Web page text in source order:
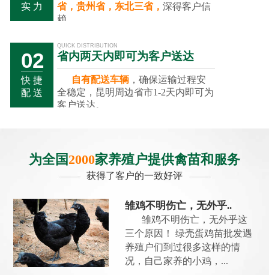
实 力
省，贵州省，东北三省，深得客户信
赖。
02
快 捷
配 送
QUICK DISTRIBUTION
省内两天内即可为客户送达
自有配送车辆 ，确保运输过程安
全稳定，昆明周边省市1-2天内即可为
客户送达。
为全国2000家养殖户提供禽苗和服务
获得了客户的一致好评
雏鸡不明伤亡，无外乎..
雏鸡不明伤亡，无外乎这
三个原因！ 绿壳蛋鸡苗批发遇
养殖户们到过很多这样的情
况，自己家养的小鸡，...